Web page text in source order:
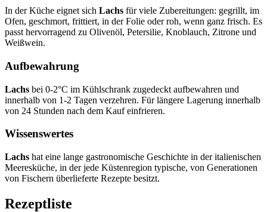
In der Küche eignet sich Lachs für viele Zubereitungen: gegrillt, im
Ofen, geschmort, frittiert, in der Folie oder roh, wenn ganz frisch. Es
passt hervorragend zu Olivenöl, Petersilie, Knoblauch, Zitrone und
Weißwein.
Aufbewahrung
Lachs bei 0-2°C im Kühlschrank zugedeckt aufbewahren und
innerhalb von 1-2 Tagen verzehren. Für längere Lagerung innerhalb
von 24 Stunden nach dem Kauf einfrieren.
Wissenswertes
Lachs hat eine lange gastronomische Geschichte in der italienischen
Meeresküche, in der jede Küstenregion typische, von Generationen
von Fischern überlieferte Rezepte besitzt.
Rezeptliste